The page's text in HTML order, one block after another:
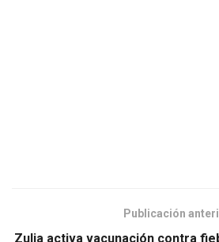
Publicación
Zulia activa vacunación contra